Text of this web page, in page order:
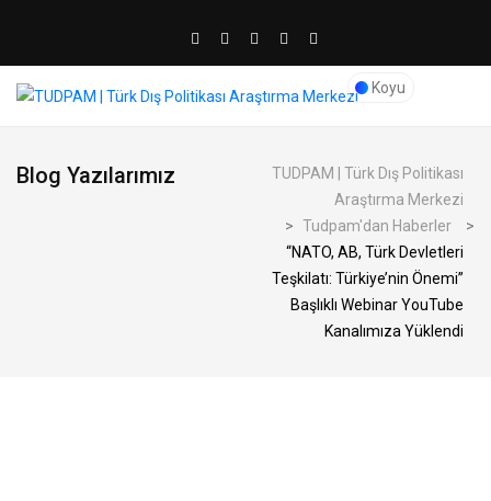
Koyu
Blog Yazılarımız
TUDPAM | Türk Dış Politikası
Araştırma Merkezi
> Tudpam'dan Haberler
>
“NATO, AB, Türk Devletleri
Teşkilatı: Türkiye’nin Önemi”
Başlıklı Webinar YouTube
Kanalımıza Yüklendi